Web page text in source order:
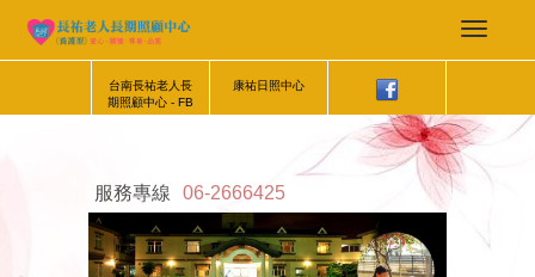
台南長祐老人長
期照顧中心 - FB
康祐日照中心
服務專線 06-2666425